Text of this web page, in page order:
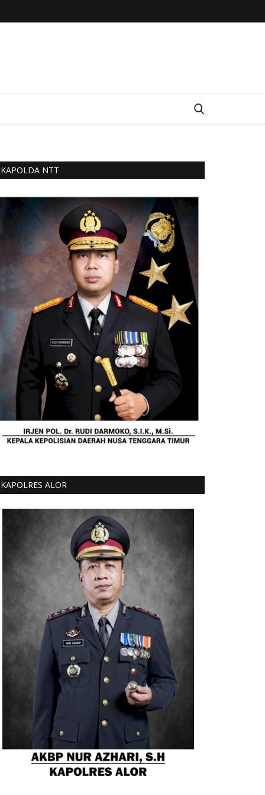
KAPOLDA NTT
KAPOLRES ALOR